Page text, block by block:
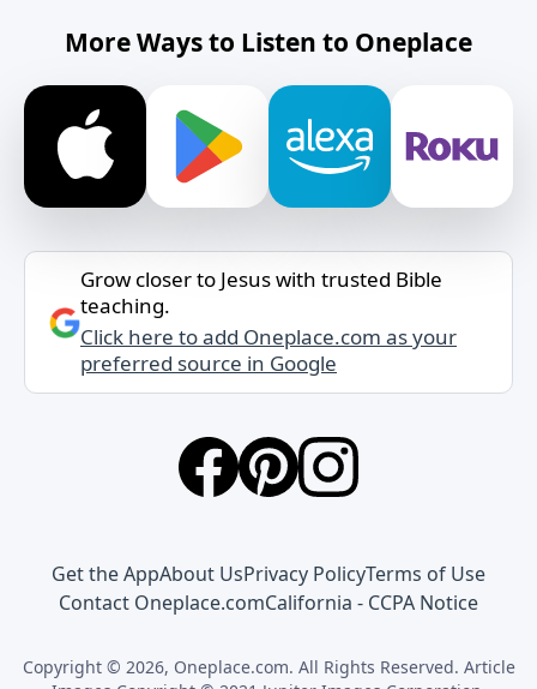
More Ways to Listen to Oneplace
Grow closer to Jesus with trusted Bible
teaching.
Click here to add Oneplace.com as your
preferred source in Google
Get the AppAbout UsPrivacy PolicyTerms of Use
Contact Oneplace.comCalifornia - CCPA Notice
Copyright © 2026, Oneplace.com. All Rights Reserved. Article